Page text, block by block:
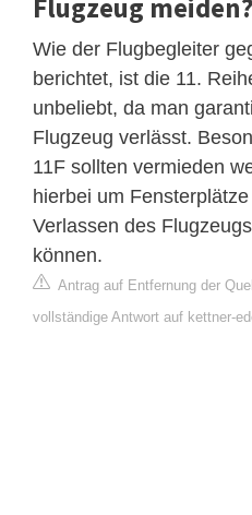
Flugzeug meiden?
Wie der Flugbegleiter
berichtet, ist die 11.
unbeliebt, da man
Flugzeug verlässt.
11F sollten vermieden
hierbei um
Verlassen des
können.
Antrag auf Entfernung der
vollständige Antwort auf kettner-